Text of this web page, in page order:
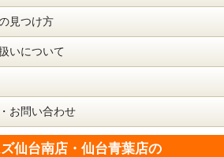
見つけ方
いについて
お問い合わせ
仙台南店・仙台青葉店の